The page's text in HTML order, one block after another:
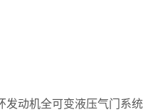
发动机全可变液压气门系统